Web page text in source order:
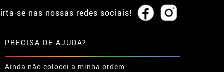
se nas nossas redes sociais!
PRECISA DE AJUDA?
Ainda não colocei a minha ordem